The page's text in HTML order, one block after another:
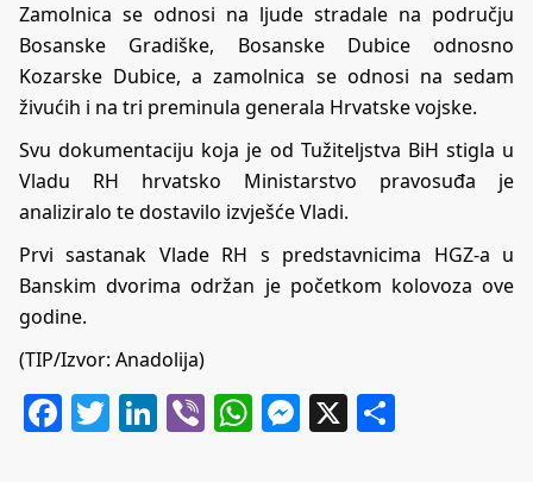
Zamolnica se odnosi na ljude stradale na području
Bosanske Gradiške, Bosanske Dubice odnosno
Kozarske Dubice, a zamolnica se odnosi na sedam
živućih i na tri preminula generala Hrvatske vojske.
Svu dokumentaciju koja je od Tužiteljstva BiH stigla u
Vladu RH hrvatsko Ministarstvo pravosuđa je
analiziralo te dostavilo izvješće Vladi.
Prvi sastanak Vlade RH s predstavnicima HGZ-a u
Banskim dvorima održan je početkom kolovoza ove
godine.
(TIP/Izvor: Anadolija)
Facebook
Twitter
LinkedIn
ViberWhatsApp
Messenger
X